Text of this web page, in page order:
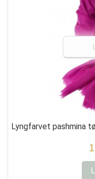
Lyngfarvet pashmina